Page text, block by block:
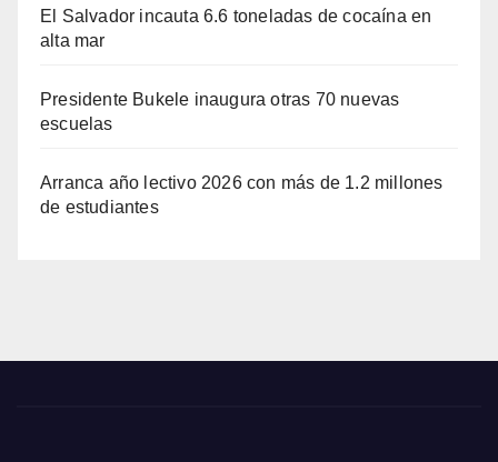
El Salvador incauta 6.6 toneladas de cocaína en
alta mar
Presidente Bukele inaugura otras 70 nuevas
escuelas
Arranca año lectivo 2026 con más de 1.2 millones
de estudiantes